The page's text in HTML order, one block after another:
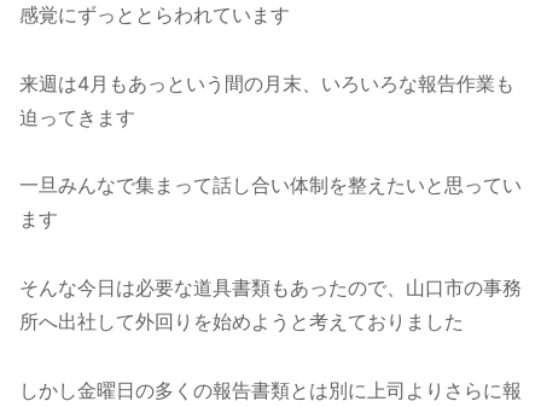
感覚にずっととらわれています
来週は4月もあっという間の月末、いろいろな報告作業も
迫ってきます
一旦みんなで集まって話し合い体制を整えたいと思ってい
ます
そんな今日は必要な道具書類もあったので、山口市の事務
所へ出社して外回りを始めようと考えておりました
しかし金曜日の多くの報告書類とは別に上司よりさらに報